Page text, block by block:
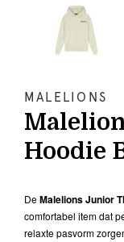
MALELIONS
Hoodie
DeMalelions Junior
comfortabel item dat
relaxte pasvorm